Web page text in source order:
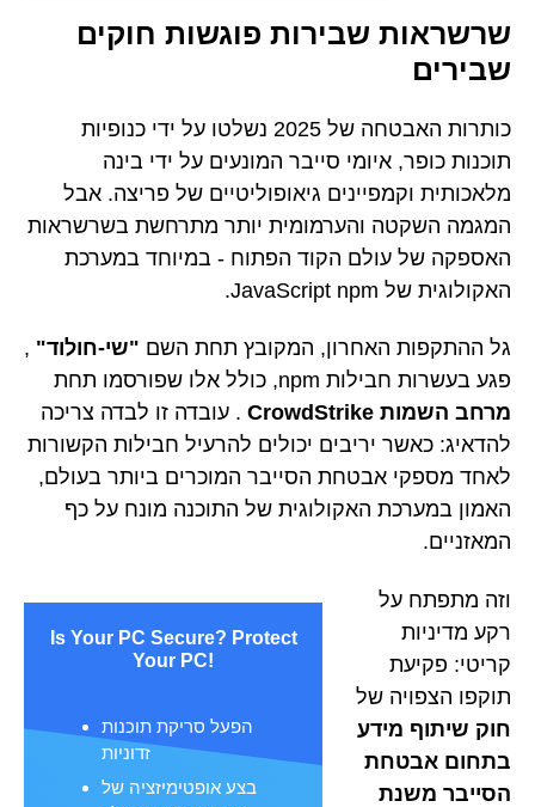
שרשראות שבירות פוגשות חוקים
שבירים
כותרות האבטחה של 2025 נשלטו על ידי כנופיות
תוכנות כופר, איומי סייבר המונעים על ידי בינה
מלאכותית וקמפיינים גיאופוליטיים של פריצה. אבל
המגמה השקטה והערמומית יותר מתרחשת בשרשראות
האספקה של עולם הקוד הפתוח - במיוחד במערכת
האקולוגית של JavaScript npm.
גל ההתקפות האחרון, המקובץ תחת השם "שי-חולוד" ,
פגע בעשרות חבילות npm, כולל אלו שפורסמו תחת
מרחב השמות CrowdStrike
. עובדה זו לבדה צריכה
להדאיג: כאשר יריבים יכולים להרעיל חבילות הקשורות
לאחד מספקי אבטחת הסייבר המוכרים ביותר בעולם,
האמון במערכת האקולוגית של התוכנה מונח על כף
המאזניים.
Is Your PC Secure? Protect
Your PC!
הפעל סריקת תוכנות
זדוניות
בצע אופטימיזציה של
וזה מתפתח על
רקע מדיניות
קריטי: פקיעת
תוקפו הצפויה של
חוק שיתוף מידע
בתחום אבטחת
הסייבר משנת